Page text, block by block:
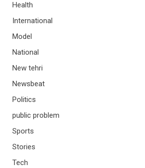
Health
International
Model
National
New tehri
Newsbeat
Politics
public problem
Sports
Stories
Tech